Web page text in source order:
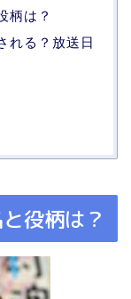
柄は？
れる？放送日
役柄は？